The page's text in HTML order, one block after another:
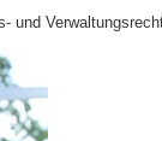
und